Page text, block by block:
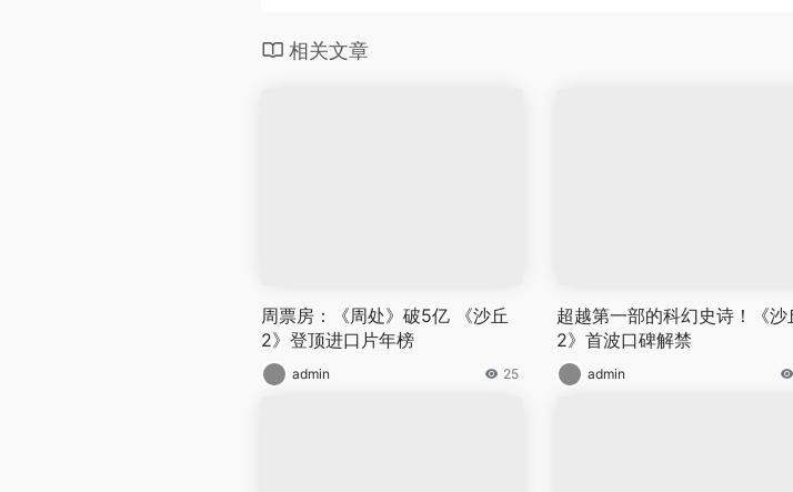
相关文章
周票房：《周处》破5亿 《沙丘
2》登顶进口片年榜
admin 25
超越第一部的科幻史诗！《沙
2》首波口碑解禁
admin